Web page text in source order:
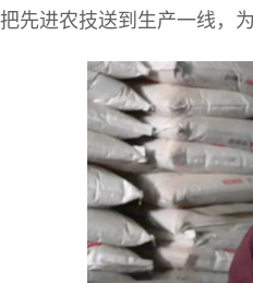
把先进农技送到生产一线，